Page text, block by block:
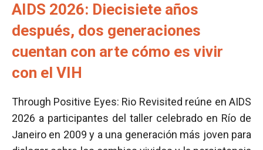
AIDS 2026: Diecisiete años
después, dos generaciones
cuentan con arte cómo es vivir
con el VIH
Through Positive Eyes: Rio Revisited reúne en AIDS
2026 a participantes del taller celebrado en Río de
Janeiro en 2009 y a una generación más joven para